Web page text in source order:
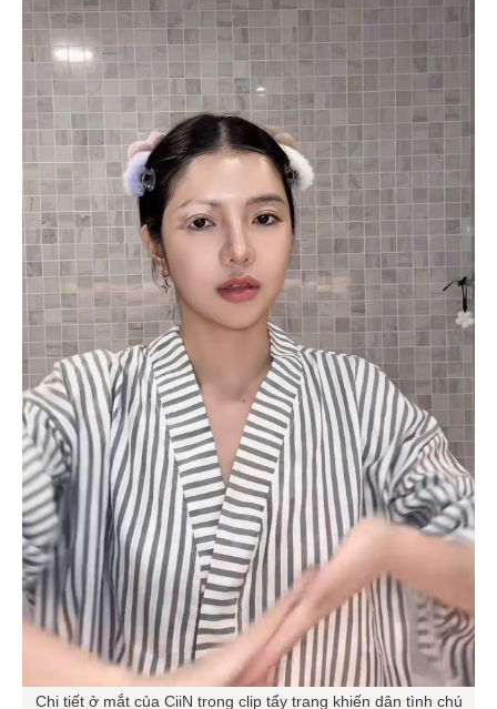
Chi tiết ở mắt của CiiN trong clip tẩy trang khiến dân tình chú